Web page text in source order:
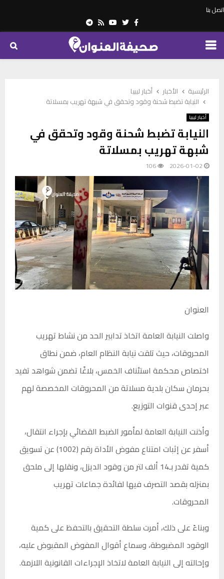
اتصل بنا
Facebook
Twitter
Youtube
Rss
Telegram
PRIMARY
الرئيسية الأخبار
أخبار ليبيا
النيابة تضبط شحنة وقود وتحقق في شبهة تهريب بمسلاتة
أخبار ليبيا
النيابة تضبط شحنة وقود وتحقق في
شبهة تهريب بمسلاتة
2026-01-02
106
العنوان
واصلت النيابة العامة اتخاذ تدابير الحد من نشاط تهريب
المحروقات، حيث تلقت نيابة النظام العام، ضمن نطاق
اختصاص محكمة استئناف الخمس، بلاغًا تضمن شواهد تفيد
بحرمان سكان بلدية مسلاتة من المحروقات المخصصة لهم
عبر إحدى قنوات التوزيع.
وأذنت النيابة العامة لمأمور الضبط القضائي بإجراء انتقال،
أسفر عن إثبات امتناع مفوض الأداة رقم (1002) عن تسويق
كمية تقدر بـ14 ألف لتر من وقود الديزل، ونقلها إلى ملحق
بمنزله بقصد التصرف فيها لفائدة جماعات تهريب
المحروقات.
وبناءً على ذلك، أمرت سلطة التحقيق بالتحفظ على كمية
الوقود المضبوطة، وسماع أقوال المفوض المقبوض عليه،
وإحالته إلى النيابة العامة لاتخاذ الإجراءات القانونية اللازمة.